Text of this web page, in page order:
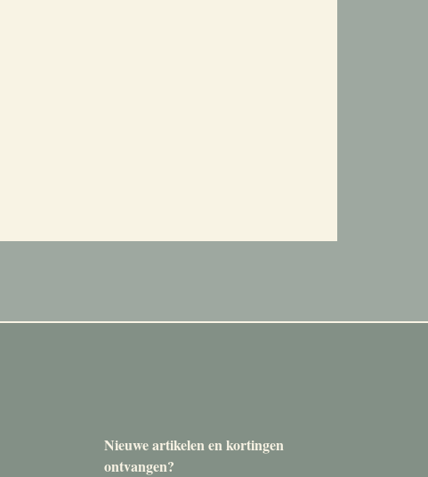
Nieuwe artikelen en kortingen
ontvangen?